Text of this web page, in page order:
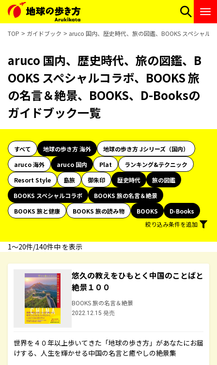
TOP ガイドブック aruco 国内、歴史時代、旅の図鑑、BOOKS スペシャル
aruco 国内、歴史時代、旅の図鑑、B
OOKS スペシャルコラボ、BOOKS 旅
の名言＆絶景、BOOKS、D-Booksの
ガイドブック一覧
すべて 地球の歩き方 海外
地球の歩き方 Jシリーズ（国内）
aruco 海外
aruco 国内 Plat
ランキング&テクニック
Resort Style
島旅 御朱印 歴史時代
旅の図鑑
BOOKS スペシャルコラボ
BOOKS 旅の名言＆絶景
BOOKS 旅と健康
BOOKS 旅の読み物 BOOKS
D-Books
絞り込み条件を追加
1〜20件/140件中 を表示
悠久の教えをひもとく中国のことばと
絶景１００
BOOKS 旅の名言＆絶景
2022.12.15 発売
世界を４０年以上歩いてきた「地球の歩き方」があなたにお届
けする、人生を輝かせる中国の名言と癒やしの絶景集